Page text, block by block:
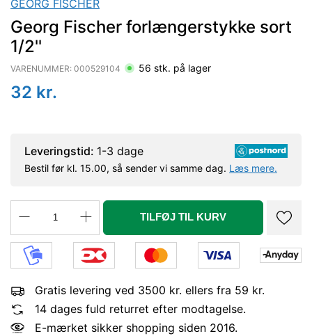
GEORG FISCHER
Georg Fischer forlængerstykke sort
1/2''
VARENUMMER: 000529104 56 stk. på lager
32 kr.
Leveringstid: 1-3 dage
Bestil før kl. 15.00, så sender vi samme dag. Læs mere.
TILFØJ TIL KURV
Gratis levering ved 3500 kr. ellers fra 59 kr.
14 dages fuld returret efter modtagelse.
E-mærket sikker shopping siden 2016.